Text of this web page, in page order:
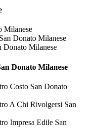
Milanese
Donato Milanese
Donato Milanese
Donato Milanese
Costo San Donato
A Chi Rivolgersi San
Impresa Edile San